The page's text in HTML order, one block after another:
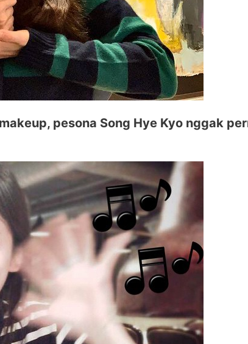
pesona Song Hye Kyo nggak